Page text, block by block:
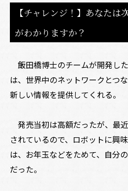
【チャレンジ！】あなたは
がわかりますか？
飯田橋博士のチームが開発した
は、世界中のネットワークとつ
新しい情報を提供してくれる。
発売当初は高額だったが、最
されているので、ロボットに興
は、お年玉などをためて、自分
だった。